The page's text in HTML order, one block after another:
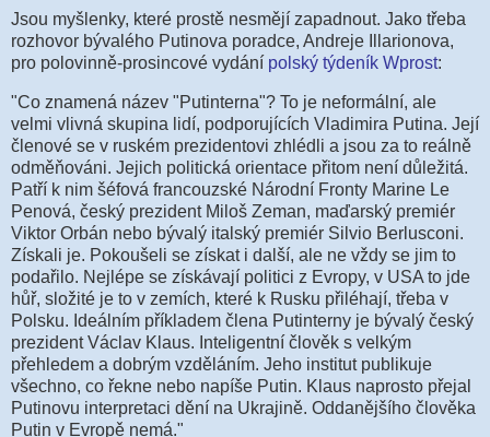
Jsou myšlenky, které prostě nesmějí zapadnout. Jako třeba
rozhovor bývalého Putinova poradce, Andreje Illarionova,
pro polovinně-prosincové vydání polský týdeník Wprost:
"Co znamená název "Putinterna"? To je neformální, ale
velmi vlivná skupina lidí, podporujících Vladimira Putina. Její
členové se v ruském prezidentovi zhlédli a jsou za to reálně
odměňováni. Jejich politická orientace přitom není důležitá.
Patří k nim šéfová francouzské Národní Fronty Marine Le
Penová, český prezident Miloš Zeman, maďarský premiér
Viktor Orbán nebo bývalý italský premiér Silvio Berlusconi.
Získali je. Pokoušeli se získat i další, ale ne vždy se jim to
podařilo. Nejlépe se získávají politici z Evropy, v USA to jde
hůř, složité je to v zemích, které k Rusku přiléhají, třeba v
Polsku. Ideálním příkladem člena Putinterny je bývalý český
prezident Václav Klaus. Inteligentní člověk s velkým
přehledem a dobrým vzděláním. Jeho institut publikuje
všechno, co řekne nebo napíše Putin. Klaus naprosto přejal
Putinovu interpretaci dění na Ukrajině. Oddanějšího člověka
Putin v Evropě nemá."